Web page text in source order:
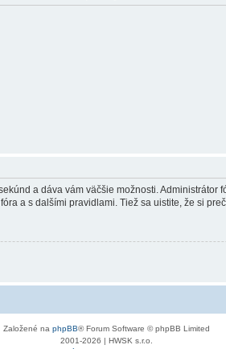
a dáva vám väčšie možnosti.
a s dalšími pravidlami. Tiež sa uistite, že si
Založené na phpBB® Forum Software © phpBB Limited
2001-2026 | HWSK s.r.o.